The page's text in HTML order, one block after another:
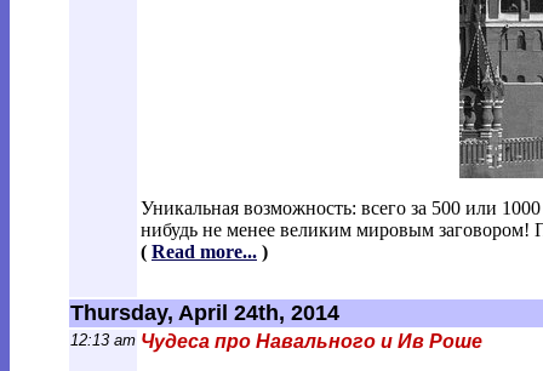
Уникальная возможность: всего за 500 или
нибудь не менее великим мировым заговором!
( Read more... )
Thursday, April 24th, 2014
12:13 am Чудеса про Навального и Ив Роше